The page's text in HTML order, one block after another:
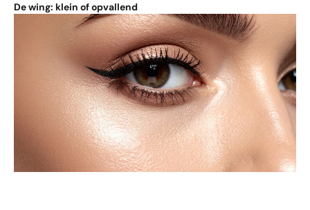
De wing: klein of opvallend